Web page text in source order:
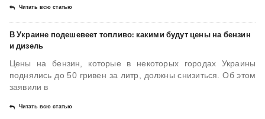
Читать всю статью
В Украине подешевеет топливо: какими будут цены на бензин
и дизель
Цены на бензин, которые в некоторых городах Украины
поднялись до 50 гривен за литр, должны снизиться. Об этом
заявили в
Читать всю статью